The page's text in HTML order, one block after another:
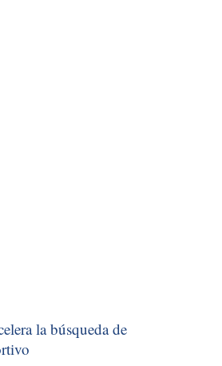
la búsqueda de